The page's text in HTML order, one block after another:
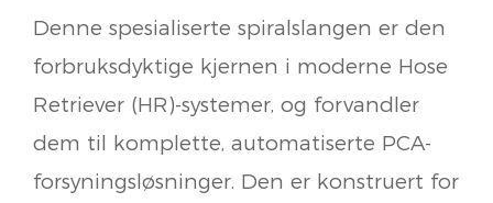
Denne spesialiserte spiralslangen er den
forbruksdyktige kjernen i moderne Hose
Retriever (HR)-systemer, og forvandler
dem til komplette, automatiserte PCA-
forsyningsløsninger. Den er konstruert for